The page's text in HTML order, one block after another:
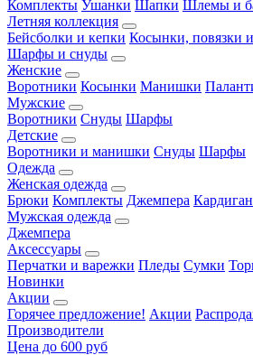
Комплекты Ушанки Шапки Шлемы и
Летняя коллекция
Бейсболки и кепки Косынки, повязки
Шарфы и снуды
Женские
Воротники Косынки Манишки
Мужские
Воротники Снуды Шарфы
Детские
Воротники и манишки Снуды Шарфы
Одежда
Женская одежда
Брюки Комплекты Джемпера
Мужская одежда
Джемпера
Аксессуары
Перчатки и варежки Пледы Сумки
Новинки
Акции
Горячее предложение! Акции
Производители
Цена до 600 руб